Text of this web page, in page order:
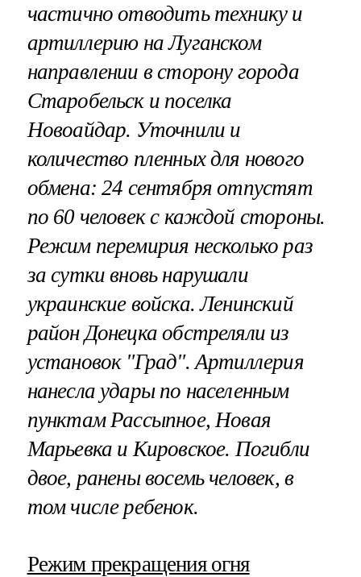
частично отводить технику и
артиллерию на Луганском
направлении в сторону города
Старобельск и поселка
Новоайдар. Уточнили и
количество пленных для нового
обмена: 24 сентября отпустят
по 60 человек с каждой стороны.
Режим перемирия несколько раз
за сутки вновь нарушали
украинские войска. Ленинский
район Донецка обстреляли из
установок "Град". Артиллерия
нанесла удары по населенным
пунктам Рассыпное, Новая
Марьевка и Кировское. Погибли
двое, ранены восемь человек, в
том числе ребенок.
Режим прекращения огня